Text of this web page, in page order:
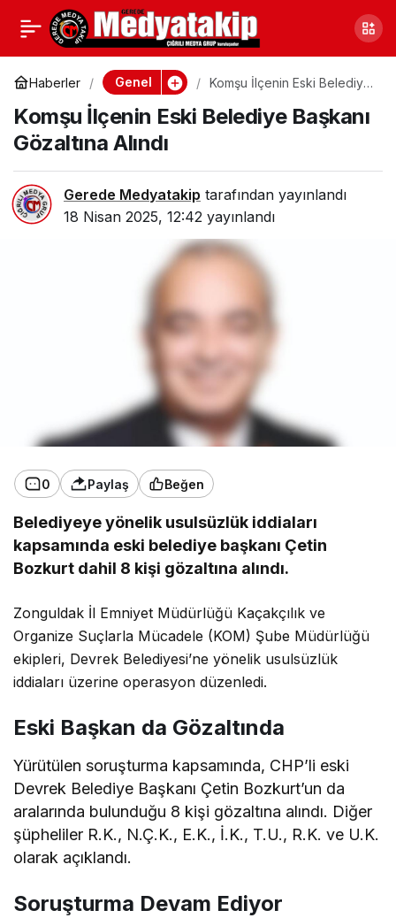
Haberler Genel
Komşu İlçenin Eski Belediye
Komşu İlçenin Eski Belediye Başkanı
Gözaltına Alındı
Gerede Medyatakip tarafından yayınlandı
18 Nisan 2025, 12:42 yayınlandı
0 Paylaş Beğen
Belediyeye yönelik usulsüzlük iddiaları
kapsamında eski belediye başkanı Çetin
Bozkurt dahil 8 kişi gözaltına alındı.
Zonguldak İl Emniyet Müdürlüğü Kaçakçılık ve
Organize Suçlarla Mücadele (KOM) Şube Müdürlüğü
ekipleri, Devrek Belediyesi’ne yönelik usulsüzlük
iddiaları üzerine operasyon düzenledi.
Eski Başkan da Gözaltında
Yürütülen soruşturma kapsamında, CHP’li eski
Devrek Belediye Başkanı Çetin Bozkurt’un da
aralarında bulunduğu 8 kişi gözaltına alındı. Diğer
şüpheliler R.K., N.Ç.K., E.K., İ.K., T.U., R.K. ve U.K.
olarak açıklandı.
Soruşturma Devam Ediyor
Bilecik’te Emniyet
Personeline Finansal
Okuryazarlık Eğitimi
Paylaş